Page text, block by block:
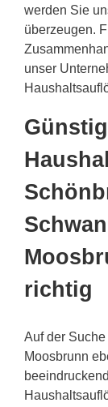
werden Sie
überzeugen.
unser
richtig
Auf der
Moosbrunn